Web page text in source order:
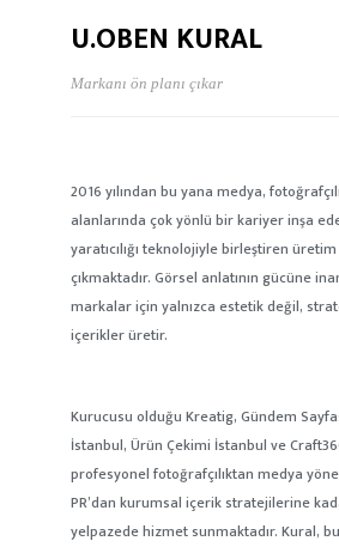
U.OBEN KURAL
Markanı ön planı çıkar
2016 yılından bu yana medya,
alanlarında çok yönlü bir kariyer inşa
yaratıcılığı teknolojiyle birleştiren üretim
çıkmaktadır. Görsel anlatının gücüne
markalar için yalnızca estetik değil,
içerikler üretir.
Kurucusu olduğu Kreatig, Gündem
İstanbul, Ürün Çekimi İstanbul ve
profesyonel fotoğrafçılıktan medya
PR’dan kurumsal içerik stratejilerine
yelpazede hizmet sunmaktadır. Kural, bu